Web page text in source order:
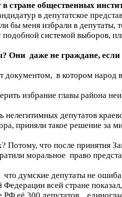
стране общественных
в депутатское
бы меня избрали в депутаты,
подобной системой выборов,
Они даже не граждане, если
документом, в котором народ
избрание главы района
нелегитимных депутатов
приняли такое решение за
Потому, что после принятия
моральное право
что думские депутаты не
Федерации всей стране